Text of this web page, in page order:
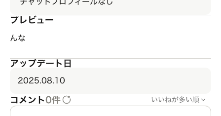
プレビュー
んな
アップデート日
2025.08.10
コメント0件 いいねが多い順